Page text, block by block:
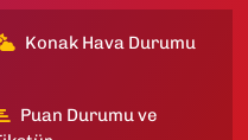
Konak Hava Durumu
Puan Durumu ve